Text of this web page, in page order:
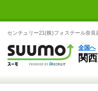
センチュリー21(株)フォステール奈
全国へ
関